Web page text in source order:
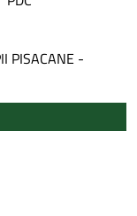
PISACANE -